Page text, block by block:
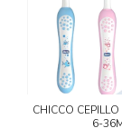
CHICCO
6-